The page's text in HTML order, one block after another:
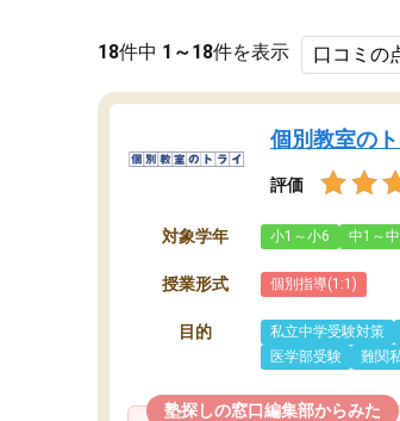
18件中 1～18件を表示
個別教室の
評価
対象学年 小1～小6 中1～
授業形式 個別指導(1:1)
目的 私立中学受験対策
医学部受験
難関
塾探しの窓口編集部からみた